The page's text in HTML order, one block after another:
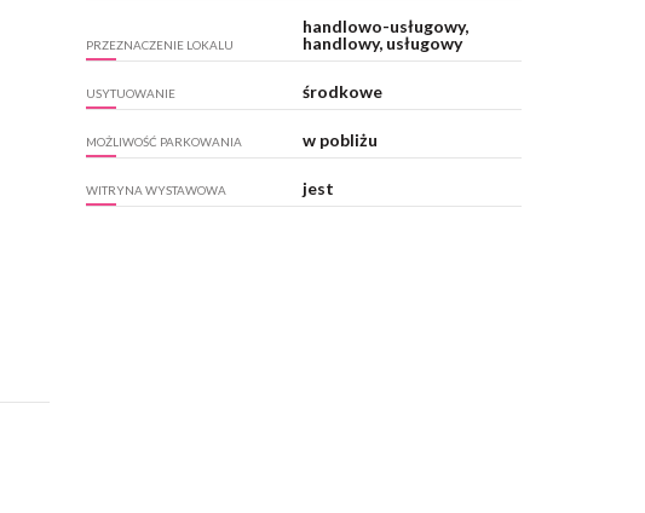
PRZEZNACZENIE LOKALU
handlowo-usługowy,
handlowy, usługowy
USYTUOWANIE środkowe
MOŻLIWOŚĆ PARKOWANIA w pobliżu
WITRYNA WYSTAWOWA jest